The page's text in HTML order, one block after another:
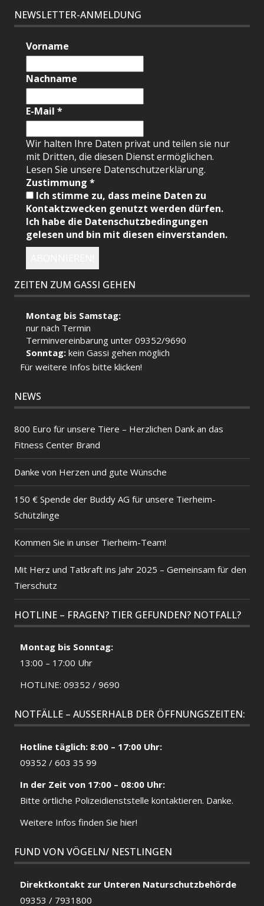
NEWSLETTER-ANMELDUNG
Vorname
Nachname
E-Mail*
Wir halten Ihre Daten privat und teilen sie nur
mit Dritten, die diesen Dienst ermöglichen.
Lesen Sie unsere Datenschutzerklärung.
Zustimmung*
Ich stimme zu, dass meine Daten zu
Kontaktzwecken genutzt werden dürfen.
Ich habe die Datenschutzbedingungen
gelesen und bin mit diesen einverstanden.
ZEITEN ZUM GASSI GEHEN
Montag bis Samstag:
nur nach Termin
Terminvereinbarung unter 09352/9690
Sonntag:kein Gassi gehen möglich
Für weitere Infos bitte klicken!
NEWS
800 Euro für unsere Tiere – Herzlichen Dank an das
Fitness Center Brand
Danke von Herzen und gute Wünsche
150 € Spende der Buddy AG für unsere Tierheim-
Schützlinge
Kommen Sie in unser Tierheim-Team!
Mit Herz und Tatkraft ins Jahr 2025 – Gemeinsam für den
Tierschutz
HOTLINE – FRAGEN? TIER GEFUNDEN? NOTFALL?
Montag bis Sonntag:
13:00 – 17:00 Uhr
HOTLINE: 09352 / 9690
NOTFÄLLE – AUSSERHALB DER ÖFFNUNGSZEITEN:
Hotline täglich: 8:00 – 17:00 Uhr:
09352 / 603 35 99
In der Zeit von 17:00 – 08:00 Uhr:
Bitte örtliche Polizeidienststelle kontaktieren. Danke.
Weitere Infos finden Sie hier!
FUND VON VÖGELN/ NESTLINGEN
Direktkontakt zur Unteren Naturschutzbehörde
09353 / 7931800